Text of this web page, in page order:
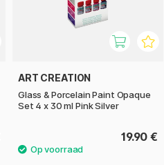
ART CREATION
Glass & Porcelain Paint Opaque
Set 4 x 30 ml Pink Silver
19.90 €